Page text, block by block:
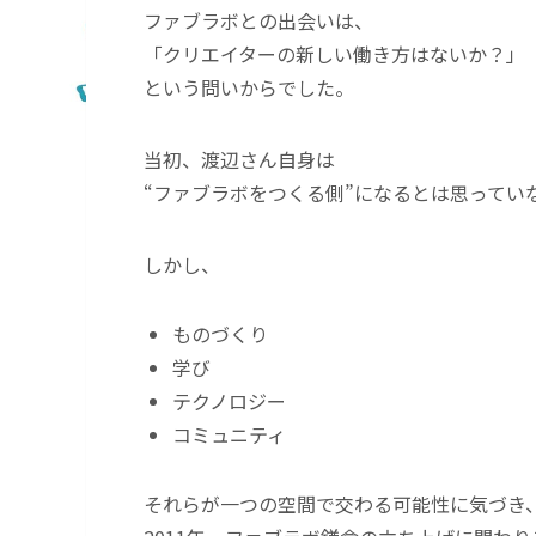
ファブラボとの出会いは、
「クリエイターの新しい働き方はないか？」
という問いからでした。
当初、渡辺さん自身は
“ファブラボをつくる側”になるとは思ってい
しかし、
ものづくり
学び
テクノロジー
コミュニティ
それらが一つの空間で交わる可能性に気づき、